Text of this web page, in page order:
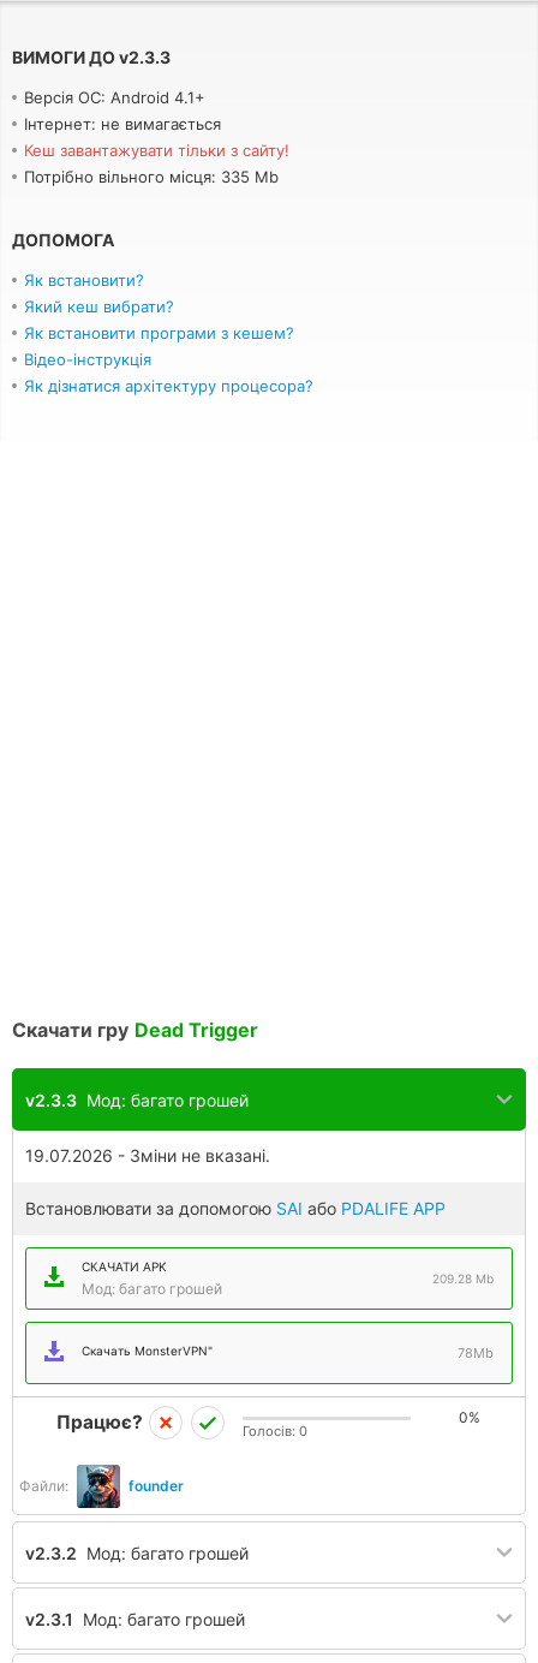
ВИМОГИ ДОv2.3.3
Версія ОС: Android 4.1+
Інтернет: не вимагається
Кеш завантажувати тільки з сайту!
Потрібно вільного місця: 335 Mb
ДОПОМОГА
Як встановити?
Який кеш вибрати?
Як встановити програми з кешем?
Відео-інструкція
Як дізнатися архітектуру процесора?
Скачати гру Dead Trigger
v2.3.3 Мод: багато грошей
19.07.2026 - Зміни не вказані.
Встановлювати за допомогою SAI або PDALIFE APP
СКАЧАТИ APK
Мод: багато грошей
209.28 Mb
Скачать MonsterVPN" 78Mb
Файли: founder
Працює? 0%
Голосів: 0
v2.3.2 Мод: багато грошей
v2.3.1 Мод: багато грошей